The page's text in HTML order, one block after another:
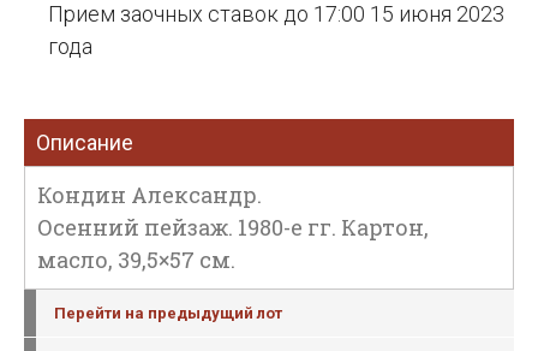
Прием заочных ставок до 17:00 15 июня 2023
года
Описание
Кондин Александр.
Осенний пейзаж. 1980-е гг. Картон,
масло, 39,5×57 см.
Перейти на предыдущий лот